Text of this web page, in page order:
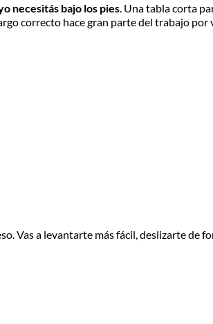
necesitás bajo los pies. Una tabla corta
correcto hace gran parte del trabajo por
Vas a levantarte más fácil, deslizarte de